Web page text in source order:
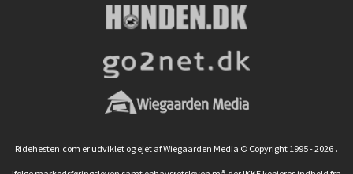
Ridehesten.com er udviklet og ejet af Wiegaarden Media © Copyright 1995 - 2026 .